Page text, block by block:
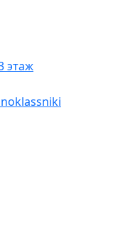
этаж